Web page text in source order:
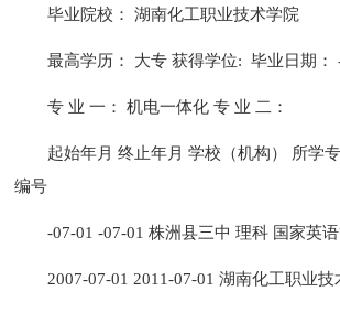
毕业院校： 湖南化工职业技术学院
最高学历： 大专 获得学位: 毕业日期：
专 业 一： 机电一体化 专 业 二：
起始年月 终止年月 学校（机构） 所学
编号
-07-01 -07-01 株洲县三中 理科 国家英
2007-07-01 2011-07-01 湖南化工职业